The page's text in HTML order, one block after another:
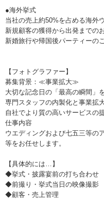
●海外挙式
当社の売上約50%を占める海外
新規顧客の獲得から出発までの
新婚旅行や帰国後パーティーの
【フォトグラファー】
募集背景：≪事業拡大≫
大切な記念日の「最高の瞬間」
専門スタッフの内製化と事業拡
自社でより質の高いサービスの
仕事内容
ウエディングおよび七五三等の
等をお任せします。
【具体的には…】
◆挙式・披露宴前の打ち合わせ
◆前撮り・挙式当日の映像撮影
◆顧客・売上管理